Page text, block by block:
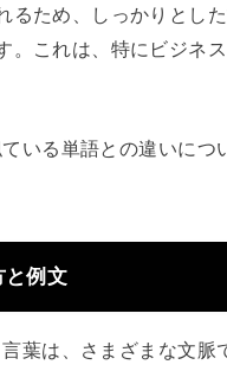
るため、しっかりとし
。これは、特にビジネ
いる単語との違いにつ
と例文
言葉は、さまざまな文脈